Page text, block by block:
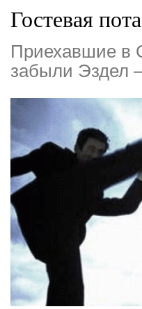
Гостевая
Приехавшие в
забыли Эздел